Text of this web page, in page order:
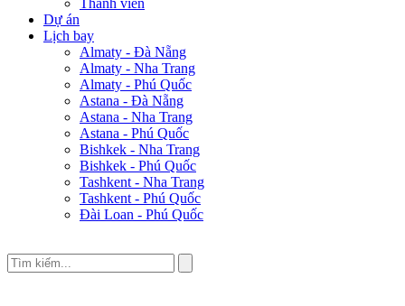
Thành viên
Dự án
Lịch bay
Almaty - Đà Nẵng
Almaty - Nha Trang
Almaty - Phú Quốc
Astana - Đà Nẵng
Astana - Nha Trang
Astana - Phú Quốc
Bishkek - Nha Trang
Bishkek - Phú Quốc
Tashkent - Nha Trang
Tashkent - Phú Quốc
Đài Loan - Phú Quốc